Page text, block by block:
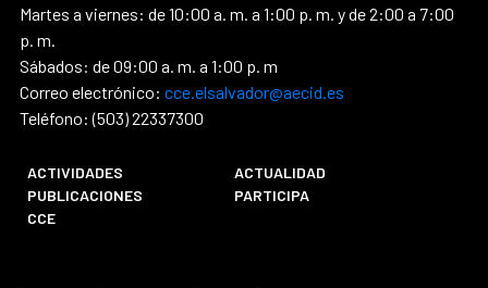
Martes a viernes: de 10:00 a. m. a 1:00 p. m. y de 2:00 a 7:00
p. m.
Sábados: de 09:00 a. m. a 1:00 p. m
Correo electrónico: cce.elsalvador@aecid.es
Teléfono: (503) 22337300
ACTIVIDADES
ACTUALIDAD
PUBLICACIONES
PARTICIPA
CCE